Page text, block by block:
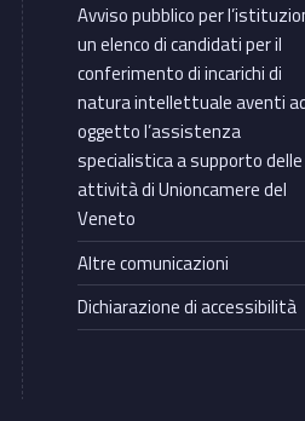
Avviso pubblico per
un elenco di candidati per il
conferimento di incarichi di
natura intellettuale aventi
oggetto l’assistenza
specialistica a supporto delle
attività di Unioncamere del
Veneto
Altre comunicazioni
Dichiarazione di accessibilità